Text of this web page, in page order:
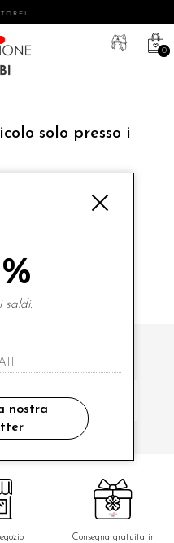
0
solo presso i
Angela
NEWSLETTER
privacy.
Consegna gratuita in
saldi.
nostra